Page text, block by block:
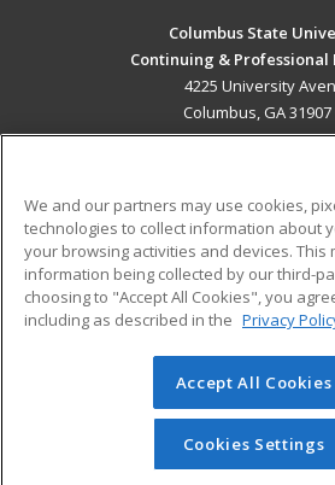
Columbus State
Continuing & Professional
4225 University
Columbus, GA 31907
ADDITIONAL
Military
Financial Assistance
Help
Student
© 2026 ed2go, a division of
reserved. The material on this site
redistributed unless you have
permission from Cengage
We and our partners may use cookies,
technologies to collect information about
your browsing activities and devices. This
information being collected by our third-
choosing to "Accept All Cookies", you
including as described in the Privacy
Accept All Cookies
Cookies Settings